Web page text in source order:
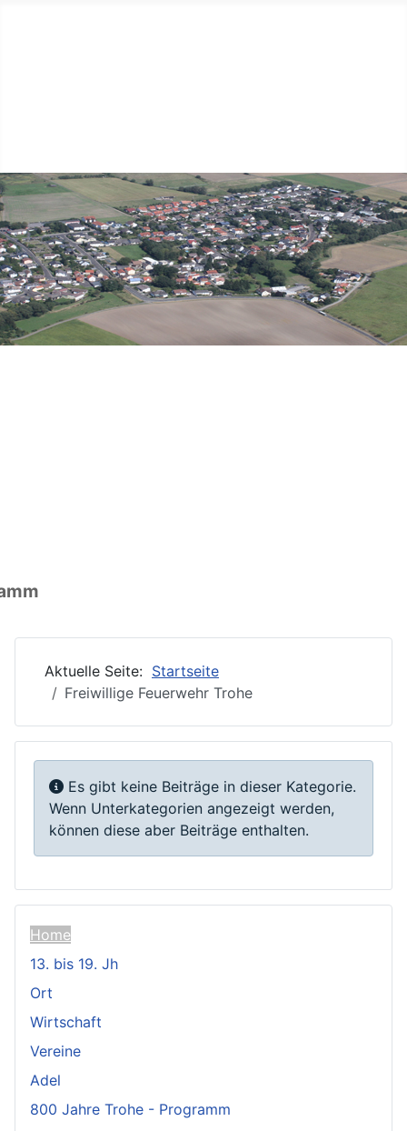
Home
13. bis 19. Jh
Ort
Wirtschaft
Vereine
Adel
800 Jahre Trohe - Programm
Aktuelle Seite: Startseite
Freiwillige Feuerwehr Trohe
Information
Es gibt keine Beiträge in dieser Kategorie.
Wenn Unterkategorien angezeigt werden,
können diese aber Beiträge enthalten.